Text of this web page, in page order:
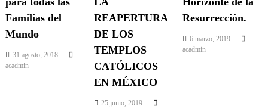
Familias del
Mundo
31 agosto, 2018
acadmin
REAPERTURA
DE LOS
TEMPLOS
CATÓLICOS
EN MÉXICO
25 junio, 2019
Resurrección.
6 marzo, 2019
acadmin